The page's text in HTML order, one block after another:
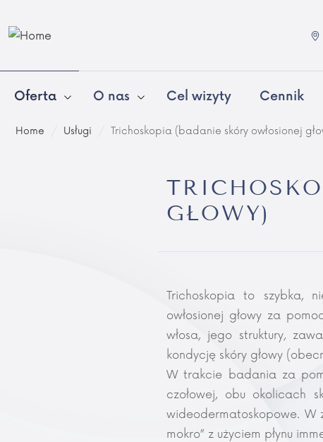
Oferta O nas Cel wizyty Cennik
Home Usługi Trichoskopia (badanie skóry owłosionej
GŁOWY)
Trichoskopia to szybka,
owłosionej głowy za
włosa, jego struktury,
kondycję skóry głowy
W trakcie badania za
czołowej, obu okolicach
wideodermatoskopowe. W
mokro” z użyciem płynu